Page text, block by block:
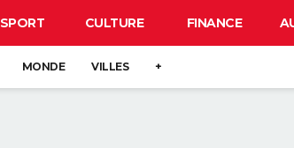
SPORT CULTURE FINANCE
MONDE VILLES +